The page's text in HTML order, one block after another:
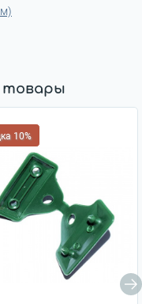
10%